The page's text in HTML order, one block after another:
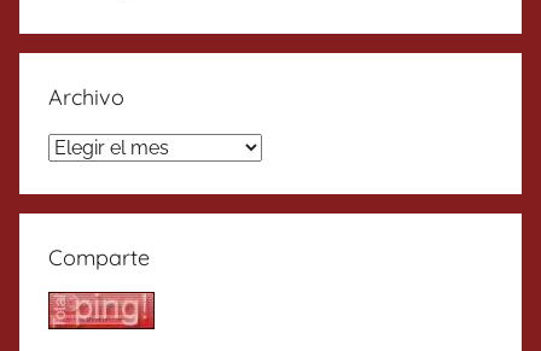
Archivo
Archivo
Comparte